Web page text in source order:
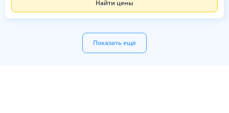
Найти цены
Показать ещё